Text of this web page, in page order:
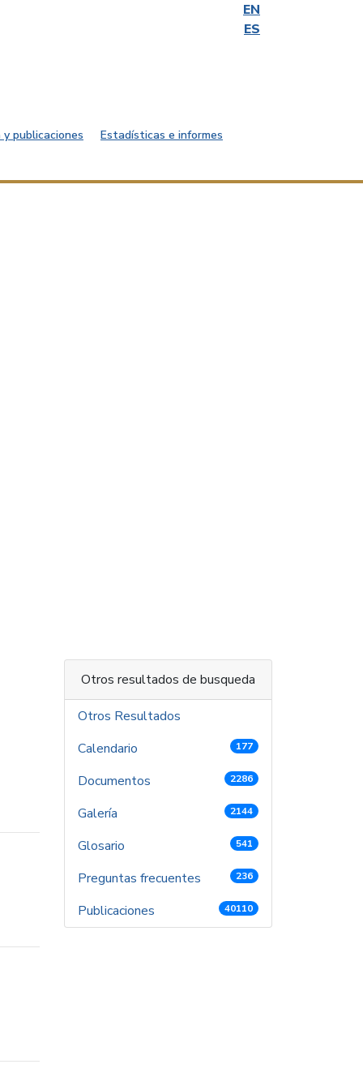
EN
ES
publicaciones Estadísticas e informes
Otros resultados de busqueda
Otros Resultados
Calendario
177
Documentos 2286
Galería 2144
Glosario 541
Preguntas frecuentes 236
Publicaciones 40110